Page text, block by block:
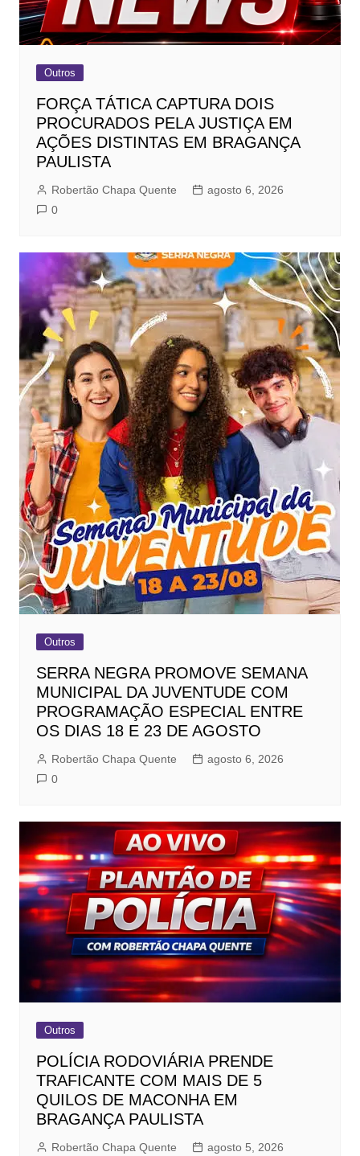
Outros
FORÇA TÁTICA CAPTURA DOIS
PROCURADOS PELA JUSTIÇA EM
AÇÕES DISTINTAS EM BRAGANÇA
PAULISTA
Robertão Chapa Quente
agosto 6, 2026
0
Outros
SERRA NEGRA PROMOVE SEMANA
MUNICIPAL DA JUVENTUDE COM
PROGRAMAÇÃO ESPECIAL ENTRE
OS DIAS 18 E 23 DE AGOSTO
Robertão Chapa Quente
agosto 6, 2026
0
Outros
POLÍCIA RODOVIÁRIA PRENDE
TRAFICANTE COM MAIS DE 5
QUILOS DE MACONHA EM
BRAGANÇA PAULISTA
Robertão Chapa Quente
agosto 5, 2026